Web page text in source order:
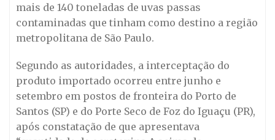
mais de 140 toneladas de uvas passas
contaminadas que tinham como destino a região
metropolitana de São Paulo.
Segundo as autoridades, a interceptação do
produto importado ocorreu entre junho e
setembro em postos de fronteira do Porto de
Santos (SP) e do Porte Seco de Foz do Iguaçu (PR),
após constatação de que apresentava